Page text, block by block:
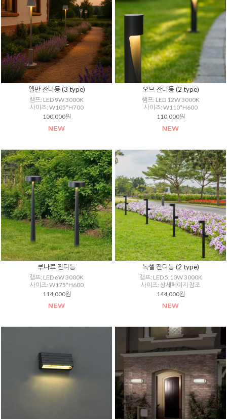
엘반 잔디등 (3 type)
램프: LED 9W 3000K
사이즈: W105*H700
100,000원
오브 잔디등 (2 type)
램프: LED 12W 3000K
사이즈: W110*H600
110,000원
루나르 잔디등
램프: LED 6W 3000K
사이즈: W175*H600
114,000원
녹셀 잔디등 (2 type)
램프: LED 5,10W 3000K
사이즈: 상세페이지 참조
144,000원